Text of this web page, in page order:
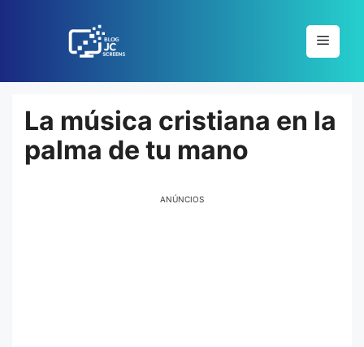
Menu
La música cristiana en la
palma de tu mano
ANÚNCIOS